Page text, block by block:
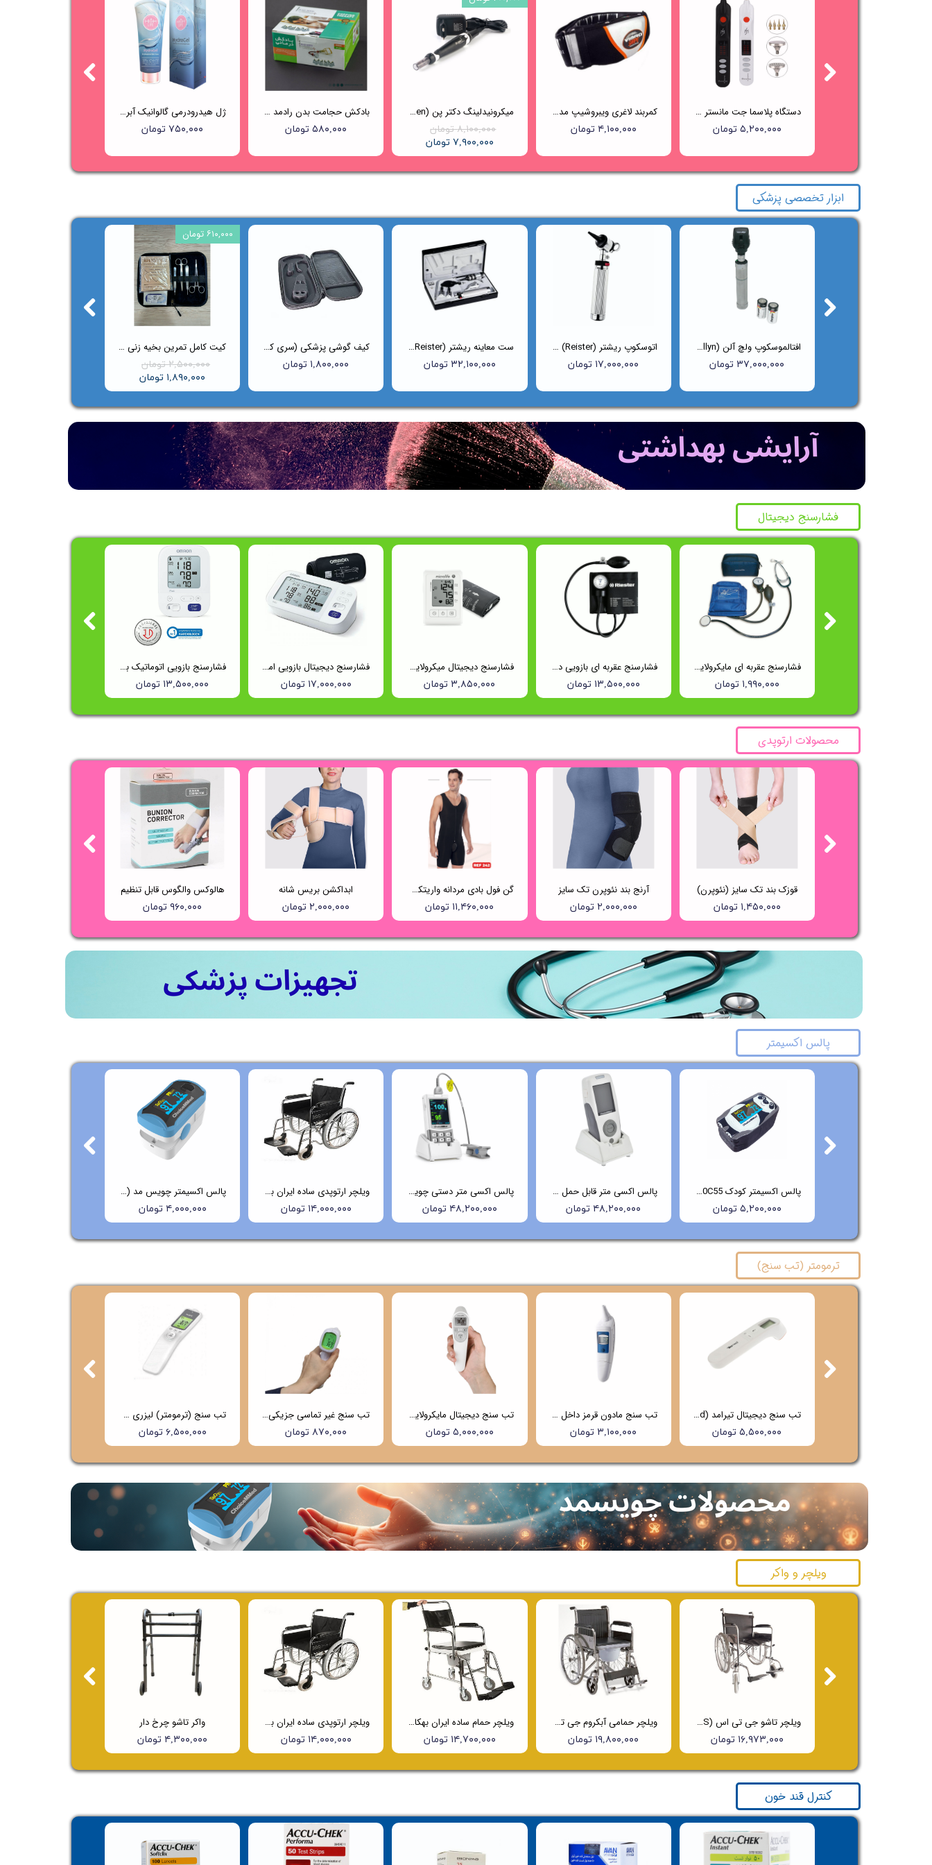
ژل هیدرودرمی گالوانیک آبرسان هایلایف (HIGHLIFE)
۷۵۰,۰۰۰ تومان
بادکش حجامت بدن رادمد - 12 لیوانه
۵۸۰,۰۰۰ تومان
میکرونیدلینگ دکتر پن (Dr.pen) مدل A7
۸,۱۰۰,۰۰۰ تومان
۷,۹۰۰,۰۰۰ تومان
کمربند لاغری ویبروشیپ مدل GPE601
۴,۱۰۰,۰۰۰ تومان
دستگاه پلاسما جت مانستر Beauty Monster
۵,۲۰۰,۰۰۰ تومان
کیت کامل تمرین بخیه‌ زنی Suture Master
۲,۵۰۰,۰۰۰ تومان
۱,۸۹۰,۰۰۰ تومان
۶۱۰,۰۰۰ تومان
کیف گوشی پزشکی (سری کلاسیک)
۱,۸۰۰,۰۰۰ تومان
ست معاینه ریشتر (Reister) مدل 2050
۳۲,۱۰۰,۰۰۰ تومان
اتوسکوپ ریشتر (Reister) مدل Uni-I کد 2010
۱۷,۰۰۰,۰۰۰ تومان
افتالموسکوپ ولچ آلن (Welch Allyn) مدل 11710
۳۷,۰۰۰,۰۰۰ تومان
ابزار تخصصی پزشکی
فشارسنج بازویی اتوماتیک با کاف پهن امرن (OMRON) مدل M3
۱۳,۵۰۰,۰۰۰ تومان
فشارسنج دیجیتال بازویی امرن مدل m6 comfort
۱۷,۰۰۰,۰۰۰ تومان
فشارسنج دیجیتال میکرولایف (Microlife) مدل BP B1 Classic
۳,۸۵۰,۰۰۰ تومان
فشارسنج عقربه ای بازویی دوشلنگه ریشتر (Reister) مدل 1350
۱۳,۵۰۰,۰۰۰ تومان
فشارسنج عقربه ای مایکرولایف (Microlife) مدل BP AG1-20
۱,۹۹۰,۰۰۰ تومان
فشارسنج دیجیتال
جشنواره فروش ویژه به مناسبت روز مادر شروع شد
جشنواره فروش ویژه به مناسبت روز مادر شروع شد
جشنواره فروش ویژه به مناسبت روز مادر شروع شد
هالوکس والگوس قابل تنظیم
۹۶۰,۰۰۰ تومان
ابداکشن بریس شانه
۲,۰۰۰,۰۰۰ تومان
گن فول بادی مردانه واریتکس کد ۲۴۲
۱۱,۴۶۰,۰۰۰ تومان
آرنج بند نئوپرن تک سایز
۲,۰۰۰,۰۰۰ تومان
قوزک بند تک سایز (نئوپرن)
۱,۴۵۰,۰۰۰ تومان
محصولات ارتوپدی
پالس اکسیمتر چویس مد (Choicemmed) مدل C29
۴,۰۰۰,۰۰۰ تومان
ویلچر ارتوپدی ساده ایران بهکار مدل 703
۱۴,۰۰۰,۰۰۰ تومان
پالس اکسی متر دستی چویس مد (Choicemmed) مدل MD300M
۴۸,۲۰۰,۰۰۰ تومان
پالس اکسی متر قابل حمل چویسمد (Choicemmed) مدل MD300K2
۴۸,۲۰۰,۰۰۰ تومان
پالس اکسیمتر کودک ChoiceMMed-MD300C55
۵,۲۰۰,۰۰۰ تومان
پالس اکسیمتر
تب سنج (ترمومتر) لیزری هابدیک (hubdic) مدل HFS1000 (4 سال گارانتی)
۶,۵۰۰,۰۰۰ تومان
تب سنج غیر تماسی جزیکی (Jziki) مدل 601
۸۷۰,۰۰۰ تومان
تب سنج دیجیتال مایکرولایف (Microlife) مدل NC200
۵,۰۰۰,۰۰۰ تومان
تب سنج مادون قرمز داخل گوشی هابدیک (hubdic) مدل net100 (4 سال گارانتی)
۳,۱۰۰,۰۰۰ تومان
تب سنج دیجیتال تیرامد (Tiramed) مدل PG-IRT1602
۵,۵۰۰,۰۰۰ تومان
ترمومتر (تب سنج)
واکر تاشو چرخ دار
۴,۳۰۰,۰۰۰ تومان
ویلچر ارتوپدی ساده ایران بهکار مدل 703
۱۴,۰۰۰,۰۰۰ تومان
ویلچر حمام ساده ایران بهکار 790
۱۴,۷۰۰,۰۰۰ تومان
ویلچر حمامی آبکروم جی تی اس (JTS) مدل 681
۱۹,۸۰۰,۰۰۰ تومان
ویلچر تاشو جی تی اس (JTS) مدل 809A
۱۶,۹۷۳,۰۰۰ تومان
ویلچر و واکر
کنترل قند خون